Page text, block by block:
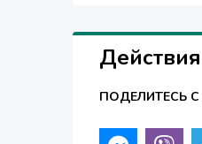
ПОДЕЛИТЕСЬ